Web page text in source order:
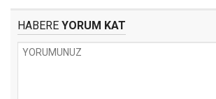
HABERE YORUM KAT